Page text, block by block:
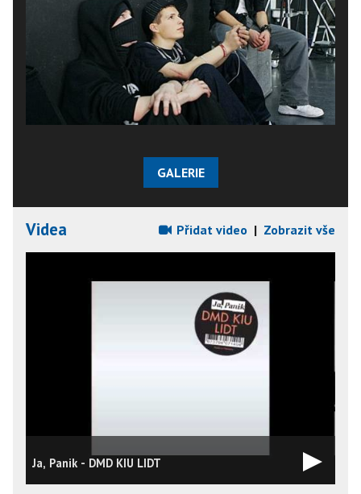
GALERIE
Videa Přidat video | Zobrazit vše
Ja, Panik - DMD KIU LIDT